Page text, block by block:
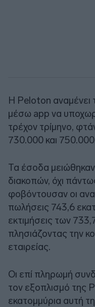
Η Peloton αναμένει
μέσω app να
τρέχον τρίμηνο,
730.000 και
Τα έσοδα
διακοπών, όχι
φοβόντουσαν οι
πωλήσεις 743,6
εκτιμήσεις των
πλησιάζοντας την
εταιρείας.
Οι επί πληρωμή
τον εξοπλισμό της
εκατομμύρια αυτή